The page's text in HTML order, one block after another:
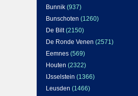
Bunnik (937)
Bunschoten (1260)
De Bilt(2150)
De Ronde Venen (2571)
Eemnes (569)
Houten (2322)
IJsselstein (1366)
Leusden (1466)